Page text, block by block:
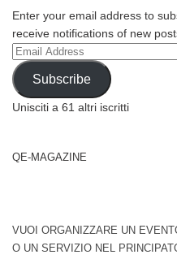
Enter your email address to
receive notifications of new
Email
Address
Subscribe
Unisciti a 61 altri iscritti
QE-MAGAZINE
VUOI ORGANIZZARE UN
O UN SERVIZIO NEL